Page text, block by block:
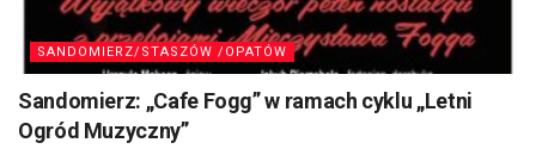
SANDOMIERZ/STASZÓW /OPATÓW
Sandomierz: „Cafe Fogg” w ramach cyklu „Letni
Ogród Muzyczny”